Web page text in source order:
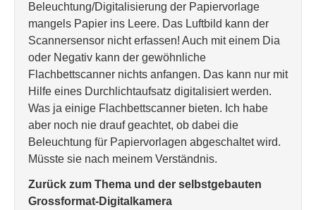
Beleuchtung/Digitalisierung der Papiervorlage
mangels Papier ins Leere. Das Luftbild kann der
Scannersensor nicht erfassen! Auch mit einem Dia
oder Negativ kann der gewöhnliche
Flachbettscanner nichts anfangen. Das kann nur mit
Hilfe eines Durchlichtaufsatz digitalisiert werden.
Was ja einige Flachbettscanner bieten. Ich habe
aber noch nie drauf geachtet, ob dabei die
Beleuchtung für Papiervorlagen abgeschaltet wird.
Müsste sie nach meinem Verständnis.
Zurück zum Thema und der selbstgebauten
Grossformat-Digitalkamera